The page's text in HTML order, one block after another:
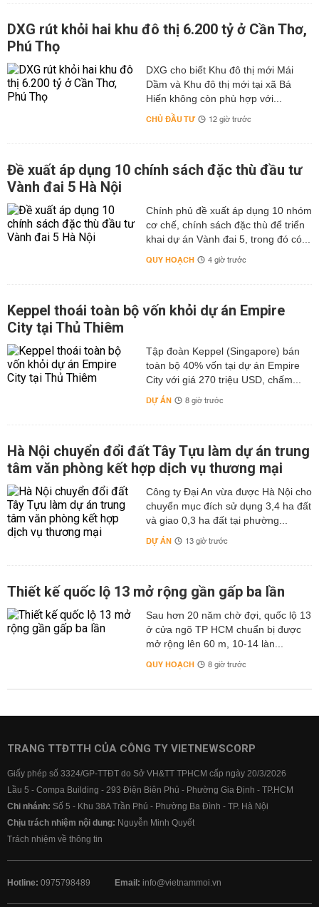
DXG rút khỏi hai khu đô thị 6.200 tỷ ở Cần Thơ,
Phú Thọ
DXG cho biết Khu đô thị mới Mái
Dầm và Khu đô thị mới tại xã Bá
Hiến không còn phù hợp với...
CHỦ ĐẦU TƯ 12 giờ trước
Đề xuất áp dụng 10 chính sách đặc thù đầu tư
Vành đai 5 Hà Nội
Chính phủ đề xuất áp dụng 10 nhóm
cơ chế, chính sách đặc thù để triển
khai dự án Vành đai 5, trong đó có...
QUY HOẠCH 4 giờ trước
Keppel thoái toàn bộ vốn khỏi dự án Empire
City tại Thủ Thiêm
Tập đoàn Keppel (Singapore) bán
toàn bộ 40% vốn tại dự án Empire
City với giá 270 triệu USD, chấm...
DỰ ÁN 8 giờ trước
Hà Nội chuyển đổi đất Tây Tựu làm dự án trung
tâm văn phòng kết hợp dịch vụ thương mại
Công ty Đại An vừa được Hà Nội cho
chuyển mục đích sử dụng 3,4 ha đất
và giao 0,3 ha đất tại phường...
DỰ ÁN 13 giờ trước
Thiết kế quốc lộ 13 mở rộng gần gấp ba lần
Sau hơn 20 năm chờ đợi, quốc lộ 13
ở cửa ngõ TP HCM chuẩn bị được
mở rộng lên 60 m, 10-14 làn...
QUY HOẠCH 8 giờ trước
TRANG TTĐTTH CỦA CÔNG TY VIETNEWSCORP
Giấy phép số 3324/GP-TTĐT do Sở VH&TT TPHCM cấp ngày 20/3/2026
Lầu 5 - Compa Building - 293 Điện Biên Phủ - Phường Gia Định - TP.HCM
Chi nhánh: Số 5 - Khu 38A Trần Phú - Phường Ba Đình - TP. Hà Nội
Chịu trách nhiệm nội dung: Nguyễn Minh Quyết
Trách nhiệm về thông tin
Hotline: 0975798489 Email: info@vietnammoi.vn